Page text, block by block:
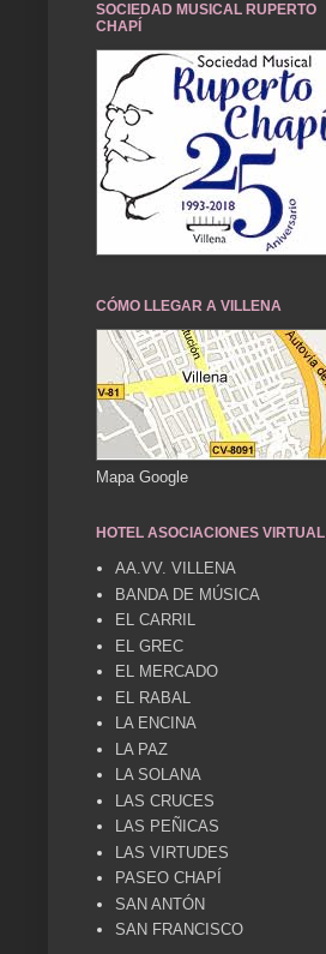
SOCIEDAD MUSICAL RUPERTO
CHAPÍ
CÓMO LLEGAR A VILLENA
Mapa Google
HOTEL ASOCIACIONES VIRTUAL
AA.VV. VILLENA
BANDA DE MÚSICA
EL CARRIL
EL GREC
EL MERCADO
EL RABAL
LA ENCINA
LA PAZ
LA SOLANA
LAS CRUCES
LAS PEÑICAS
LAS VIRTUDES
PASEO CHAPÍ
SAN ANTÓN
SAN FRANCISCO